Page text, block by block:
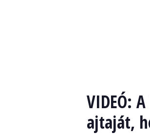
VIDEÓ:
ajtaját,